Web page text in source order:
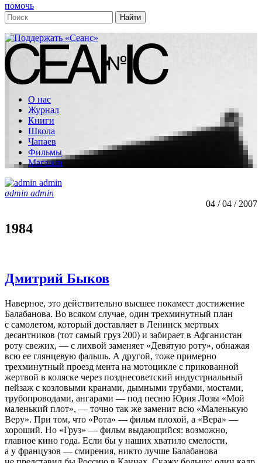
помочь
О нас
Журнал
Книги
Школа
Чапаев
Фильмы
Магазин
admin admin
04 / 04 / 2007
1984
Дмитрий Быков
Наверное, это действительно высшее покамест достижение
Балабанова. Во всяком случае, один трехминутный план
с самолетом, который доставляет в Ленинск мертвых
десантников (тот самый груз 200) и забирает в Афганистан
роту свежих, — с лихвой заменяет «Девятую роту», обнажая
всю ее глянцевую фальшь. А другой, тоже примерно
трехминутный проезд мента на мотоцикле с прикованной
жертвой в коляске через позднесоветский индустриальный
пейзаж с козловыми кранами, дымными трубами, мостами,
трубопроводами, ангарами — под песню Юрия Лозы «Мой
маленький плот», — точно так же заменит всю «Маленькую
Веру». При том, что «Рота» — фильм плохой, а «Вера» —
хороший. Но «Груз» — фильм выдающийся: возможно,
главное кино года. Если бы у наших хватило смелости,
а у французов — смирения, никто лучше Балабанова